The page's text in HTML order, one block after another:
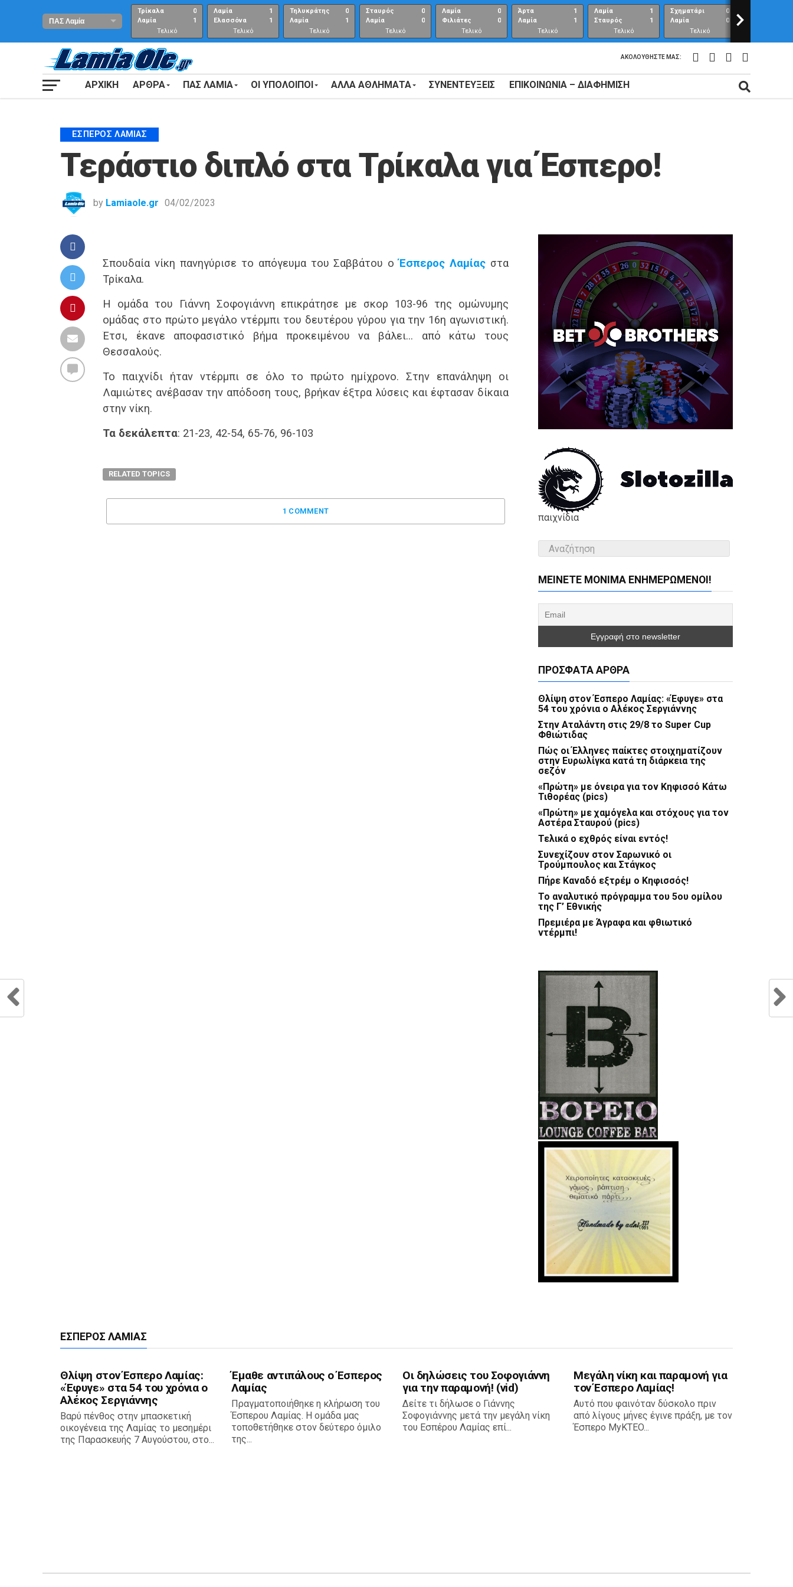
Τρίκαλα
Λαμία
0
1
Τελικό
αποτέλεσμα
Λαμία
Ελασσόνα
1
1
Τελικό
Αποτέλεσμα
Τηλυκράτης
Λαμία
0
1
Τελικό
αποτέλεσμα
Σταυρός
Λαμία
0
0
Τελικό
αποτέλεσμα
Λαμία
Φιλιάτες
0
0
Τελικό
Αποτέλεσμα
Άρτα
Λαμία
1
1
Τελικό
αποτέλεσμα
Λαμία
Σταυρός
1
1
Τελικό
αποτέλεσμα
Σχηματάρι
Λαμία
0
0
Τελικό
αποτέλεσμα
>
ΑΚΟΛΟΥΘΉΣΤΕ ΜΑΣ:
ΑΡΧΙΚΗ ΑΡΘΡΑ ΠΑΣ ΛΑΜΙΑ ΟΙ ΥΠΟΛΟΙΠΟΙ ΑΛΛΑ ΑΘΛΗΜΑΤΑ ΣΥΝΕΝΤΕΎΞΕΙΣ ΕΠΙΚΟΙΝΩΝΊΑ – ΔΙΑΦΉΜΙΣΗ
ΈΣΠΕΡΟΣ ΛΑΜΊΑΣ
Τεράστιο διπλό στα Τρίκαλα για Έσπερο!
by Lamiaole.gr 04/02/2023
Σπουδαία νίκη πανηγύρισε το απόγευμα του Σαββάτου οΈσπερος Λαμίας στα
Τρίκαλα.
Η ομάδα του Γιάννη Σοφογιάννη επικράτησε με σκορ 103-96 της ομώνυμης
ομάδας στο πρώτο μεγάλο ντέρμπι του δευτέρου γύρου για την 16η αγωνιστική.
Έτσι, έκανε αποφασιστικό βήμα προκειμένου να βάλει… από κάτω τους
Θεσσαλούς.
Το παιχνίδι ήταν ντέρμπι σε όλο το πρώτο ημίχρονο. Στην επανάληψη οι
Λαμιώτες ανέβασαν την απόδοση τους, βρήκαν έξτρα λύσεις και έφτασαν δίκαια
στην νίκη.
Τα δεκάλεπτα: 21-23, 42-54, 65-76, 96-103
RELATED TOPICS
1 COMMENT
παιχνίδια
ΜΕΊΝΕΤΕ ΜΌΝΙΜΑ ΕΝΗΜΕΡΏΜΕΝΟΙ!
ΠΡΌΣΦΑΤΑ ΆΡΘΡΑ
Θλίψη στον Έσπερο Λαμίας: «Έφυγε» στα
54 του χρόνια ο Αλέκος Σεργιάννης
Στην Αταλάντη στις 29/8 το Super Cup
Φθιώτιδας
Πώς οι Έλληνες παίκτες στοιχηματίζουν
στην Ευρωλίγκα κατά τη διάρκεια της
σεζόν
«Πρώτη» με όνειρα για τον Κηφισσό Κάτω
Τιθορέας (pics)
«Πρώτη» με χαμόγελα και στόχους για τον
Αστέρα Σταυρού (pics)
Τελικά ο εχθρός είναι εντός!
Συνεχίζουν στον Σαρωνικό οι
Τρούμπουλος και Στάγκος
Πήρε Καναδό εξτρέμ ο Κηφισσός!
Το αναλυτικό πρόγραμμα του 5ου ομίλου
της Γ’ Εθνικής
Πρεμιέρα με Άγραφα και φθιωτικό
ντέρμπι!
ΈΣΠΕΡΟΣ ΛΑΜΊΑΣ
Θλίψη στον Έσπερο Λαμίας:
«Έφυγε» στα 54 του χρόνια ο
Αλέκος Σεργιάννης
Βαρύ πένθος στην μπασκετική
οικογένεια της Λαμίας το μεσημέρι
της Παρασκευής 7 Αυγούστου, στο...
Έμαθε αντιπάλους ο Έσπερος
Λαμίας
Πραγματοποιήθηκε η κλήρωση του
Έσπερου Λαμίας. Η ομάδα μας
τοποθετήθηκε στον δεύτερο όμιλο
της...
Οι δηλώσεις του Σοφογιάννη
για την παραμονή! (vid)
Δείτε τι δήλωσε ο Γιάννης
Σοφογιάννης μετά την μεγάλη νίκη
του Εσπέρου Λαμίας επί...
Μεγάλη νίκη και παραμονή για
τον Έσπερο Λαμίας!
Αυτό που φαινόταν δύσκολο πριν
από λίγους μήνες έγινε πράξη, με τον
Έσπερο MyKTEO...